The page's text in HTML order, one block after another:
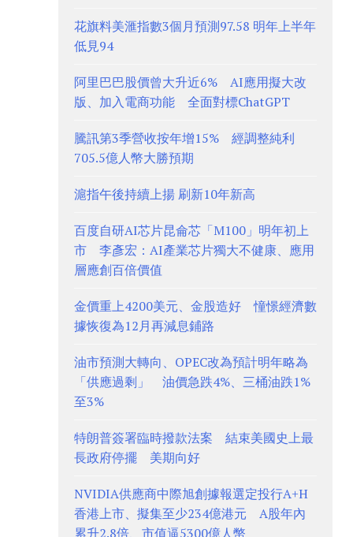
花旗料美滙指數3個月預測97.58 明年上半年
低見94
阿里巴巴股價曾大升近6% AI應用擬大改
版、加入電商功能 全面對標ChatGPT
騰訊第3季營收按年增15% 經調整純利
705.5億人幣大勝預期
滬指午後持續上揚 刷新10年新高
百度自研AI芯片昆侖芯「M100」明年初上
市 李彥宏：AI產業芯片獨大不健康、應用
層應創百倍價值
金價重上4200美元、金股造好 憧憬經濟數
據恢復為12月再減息鋪路
油市預測大轉向、OPEC改為預計明年略為
「供應過剩」 油價急跌4%、三桶油跌1%
至3%
特朗普簽署臨時撥款法案 結束美國史上最
長政府停擺 美期向好
NVIDIA供應商中際旭創據報選定投行A+H
香港上市、擬集至少234億港元 A股年內
累升2.8倍、市值逼5300億人幣